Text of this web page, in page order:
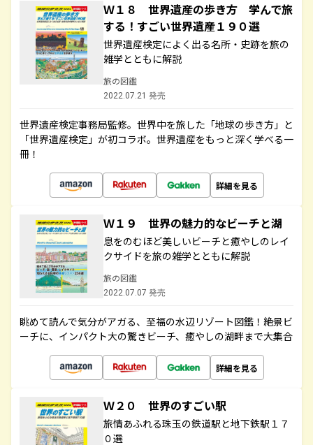
Ｗ１８ 世界遺産の歩き方 学んで旅
する！すごい世界遺産１９０選
世界遺産検定によく出る名所・史跡を旅の
雑学とともに解説
旅の図鑑
2022.07.21 発売
世界遺産検定事務局監修。世界中を旅した「地球の歩き方」と
「世界遺産検定」が初コラボ。世界遺産をもっと深く学べる一
冊！
詳細を見る
Ｗ１９ 世界の魅力的なビーチと湖
息をのむほど美しいビーチと癒やしのレイ
クサイドを旅の雑学とともに解説
旅の図鑑
2022.07.07 発売
眺めて読んで気分がアガる、至福の水辺リゾート図鑑！絶景ビ
ーチに、インパクト大の驚きビーチ、癒やしの湖畔まで大集合
詳細を見る
Ｗ２０ 世界のすごい駅
旅情あふれる珠玉の鉄道駅と地下鉄駅１７
０選